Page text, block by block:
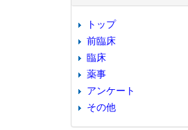
トップ
前臨床
臨床
薬事
アンケート
その他